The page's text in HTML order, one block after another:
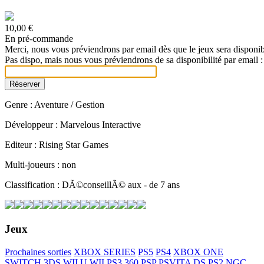
10,00 €
En pré-commande
Merci, nous vous préviendrons par email dès que le jeux sera
Pas dispo, mais nous vous préviendrons de sa disponibilité par email :
Genre : Aventure / Gestion
Développeur : Marvelous Interactive
Editeur : Rising Star Games
Multi-joueurs : non
Classification : DÃ©conseillÃ© aux - de 7 ans
Jeux
Prochaines sorties XBOX SERIES PS5 PS4 XBOX ONE